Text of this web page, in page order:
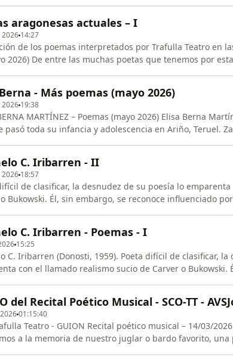
aragonesas actuales – I
2026 14:27
de los poemas interpretados por Trafulla Teatro en
por esta tierra, para este espacio hemos
es me- Más poemas (mayo 2026)
2026 19:38
– Poemas (mayo 2026) Elisa Berna Martínez nació en Zaragoza en 1978
pasó toda su infancia y adolescencia en Ariño, Teruel.
y tambi
C. Iribarren - II
2026 18:57
de clasificar, la desnudez de su poesía lo
Bukowski. Él, sin embargo, se reconoce influenciado
C. Iribarren - Poemas - I
15:25
C. Iribarren (Donosti, 1959). Poeta difícil de clasificar,
con el llamado realismo sucio de Carver o Bukowski.
directo al
del Recital Poético Musical - SCO-TT -
01:15:40
Teatro - GUION Recital poético musical – 14/03/2026 1 – PRESENTACIÓN Este recital lo
a la memoria de nuestro juglar o bardo favorito,